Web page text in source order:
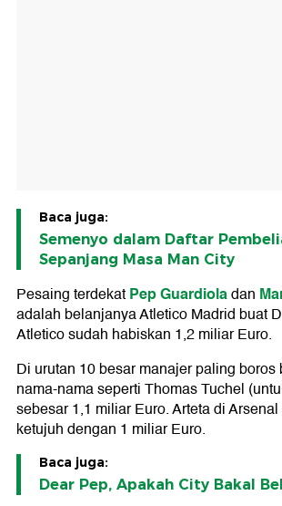
Baca juga:
Semenyo dalam Daftar
Sepanjang Masa Man City
Pesaing terdekatPep Guardioladan
adalah belanjanya Atletico Madrid buat
Atletico sudah habiskan 1,2 miliar Euro.
Di urutan 10 besar manajer paling
nama-nama seperti Thomas Tuchel
sebesar 1,1 miliar Euro. Arteta di
ketujuh dengan 1 miliar Euro.
Baca juga:
Dear Pep, Apakah City Bakal